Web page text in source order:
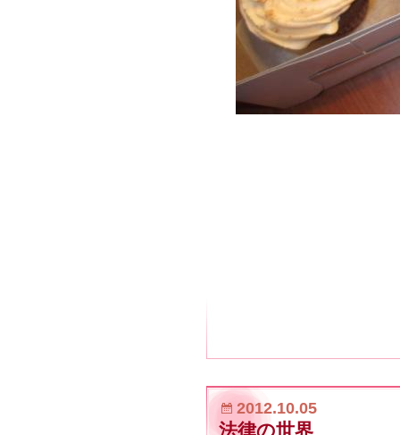
2012.10.05
法律の世界